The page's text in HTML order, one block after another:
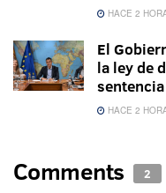
HACE 2
El
la ley de
HACE 2
Comments 2